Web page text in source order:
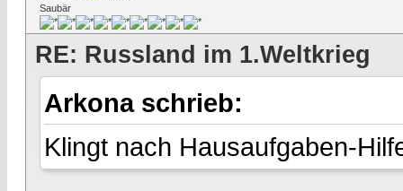
Saubär
RE: Russland im 1.Weltkrieg
Arkona schrieb:
Klingt nach Hausaufgaben-